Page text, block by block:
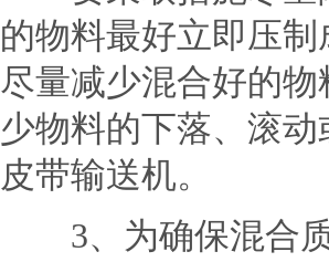
的物料最好立即压
尽量减少混合好的
少物料的下落、滚
皮带输送机。
3、为确保混合质